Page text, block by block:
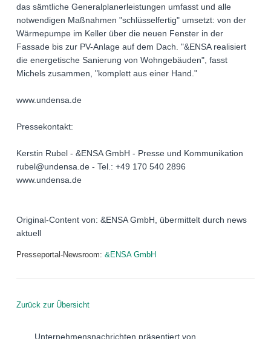
das sämtliche Generalplanerleistungen umfasst und alle
notwendigen Maßnahmen "schlüsselfertig" umsetzt: von der
Wärmepumpe im Keller über die neuen Fenster in der
Fassade bis zur PV-Anlage auf dem Dach. "&ENSA realisiert
die energetische Sanierung von Wohngebäuden", fasst
Michels zusammen, "komplett aus einer Hand."
www.undensa.de
Pressekontakt:
Kerstin Rubel - &ENSA GmbH - Presse und Kommunikation
rubel@undensa.de - Tel.: +49 170 540 2896
www.undensa.de
Original-Content von: &ENSA GmbH, übermittelt durch news
aktuell
Presseportal-Newsroom: &ENSA GmbH
Zurück zur Übersicht
Unternehmensnachrichten präsentiert von